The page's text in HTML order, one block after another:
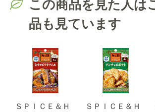
この商品を見た人は
品も見ています
ＳＰＩＣＥ＆Ｈ
ＳＰＩＣＥ＆Ｈ